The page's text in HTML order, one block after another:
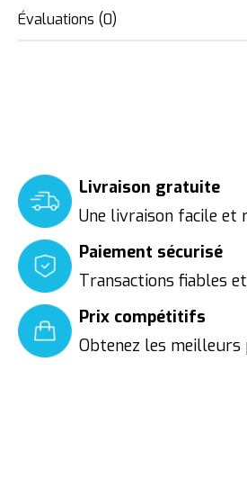
Évaluations (0)
Livraison gratuite
Une livraison facile et
Paiement sécurisé
Transactions fiables
Prix compétitifs
Obtenez les meilleurs